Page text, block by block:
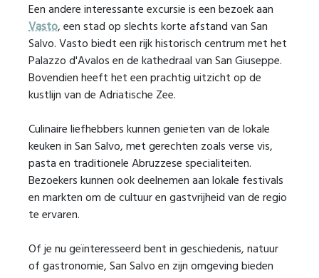
Een andere interessante excursie is een bezoek aan
Vasto, een stad op slechts korte afstand van San
Salvo. Vasto biedt een rijk historisch centrum met het
Palazzo d'Avalos en de kathedraal van San Giuseppe.
Bovendien heeft het een prachtig uitzicht op de
kustlijn van de Adriatische Zee.
Culinaire liefhebbers kunnen genieten van de lokale
keuken in San Salvo, met gerechten zoals verse vis,
pasta en traditionele Abruzzese specialiteiten.
Bezoekers kunnen ook deelnemen aan lokale festivals
en markten om de cultuur en gastvrijheid van de regio
te ervaren.
Of je nu geïnteresseerd bent in geschiedenis, natuur
of gastronomie, San Salvo en zijn omgeving bieden